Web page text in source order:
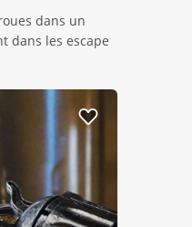
dans un
dans les escape